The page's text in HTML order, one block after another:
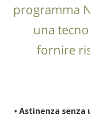
programma
una
fornire
• Astinenza